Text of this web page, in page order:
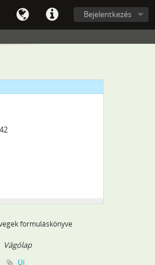
Bejelentkezés
formuláskönyve
Vágólap
Új